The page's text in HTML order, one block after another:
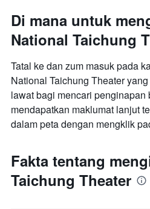
Di mana untuk
National Taichung
Tatal ke dan zum masuk pada
National Taichung Theater
lawat bagi mencari penginapan
mendapatkan maklumat lanjut
dalam peta dengan mengklik
Fakta tentang
Taichung Theater